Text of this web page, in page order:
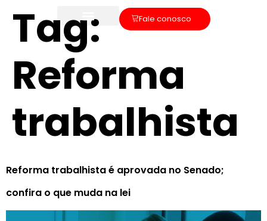
Fale conosco
Tag:
Reforma
trabalhista
Reforma trabalhista é aprovada no Senado;
confira o que muda na lei